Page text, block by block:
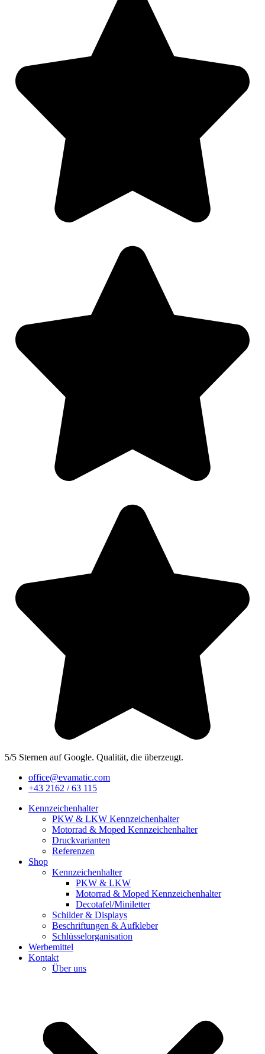
5/5 Sternen auf Google. Qualität, die überzeugt.
office@evamatic.com
+43 2162 / 63 115
Kennzeichenhalter
PKW & LKW Kennzeichenhalter
Motorrad & Moped Kennzeichenhalter
Druckvarianten
Referenzen
Shop
Kennzeichenhalter
PKW & LKW
Motorrad & Moped Kennzeichenhalter
Decotafel/Miniletter
Schilder & Displays
Beschriftungen & Aufkleber
Schlüsselorganisation
Werbemittel
Kontakt
Über uns